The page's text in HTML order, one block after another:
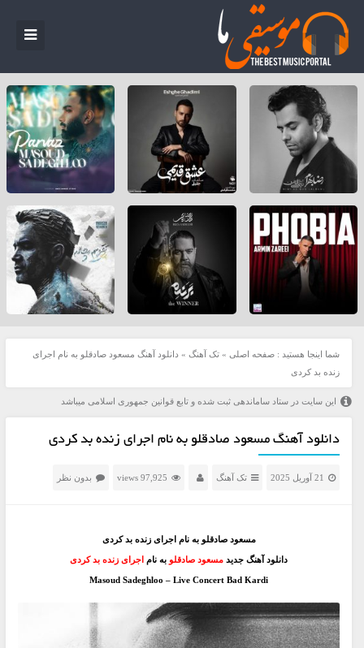
شما اینجا هستید : صفحه اصلی » تک آهنگ » دانلود آهنگ مسعود صادقلو به نام اجرای
زنده بد کردی
این سایت در ستاد ساماندهی ثبت شده و تابع قوانین جمهوری اسلامی میباشد
دانلود آهنگ مسعود صادقلو به نام اجرای زنده بد کردی
21 آوریل 2025 تک آهنگ 97,925 views بدون نظر
مسعود صادقلو به نام اجرای زنده بد کردی
دانلود آهنگ جدیدمسعود صادقلو به نام اجرای زنده بد کردی
Masoud Sadeghloo – Live Concert Bad Kardi